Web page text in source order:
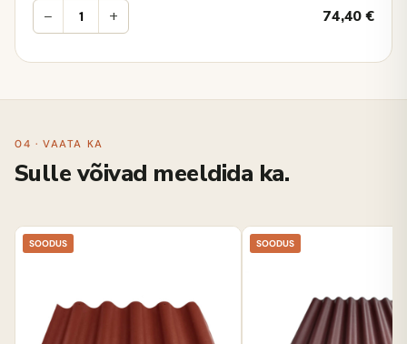
− + 74,40€
04 · VAATA KA
Sulle võivad meeldida ka.
SOODUS SOODUS